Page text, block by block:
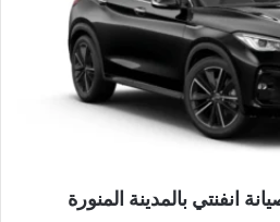
انفنتي بالمدينة المنورة